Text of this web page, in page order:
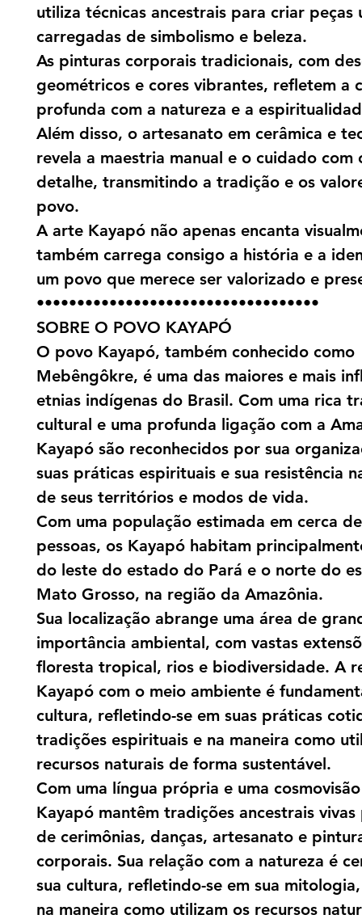
utiliza técnicas ancestrais para criar peças
carregadas de simbolismo e beleza.
As pinturas corporais tradicionais, com
geométricos e cores vibrantes, refletem a
profunda com a natureza e a
Além disso, o artesanato em cerâmica e
revela a maestria manual e o cuidado com
detalhe, transmitindo a tradição e os
povo.
A arte Kayapó não apenas encanta
também carrega consigo a história e a
um povo que merece ser valorizado e
•••••••••••••••••••••••••••••••••••
SOBRE O POVO KAYAPÓ
O povo Kayapó, também conhecido como
Mebêngôkre, é uma das maiores e mais
etnias indígenas do Brasil. Com uma rica
cultural e uma profunda ligação com a
Kayapó são reconhecidos por sua
suas práticas espirituais e sua resistência
de seus territórios e modos de vida.
Com uma população estimada em cerca
pessoas, os Kayapó habitam
do leste do estado do Pará e o norte do
Mato Grosso, na região da Amazônia.
Sua localização abrange uma área de
importância ambiental, com vastas
floresta tropical, rios e biodiversidade. A
Kayapó com o meio ambiente é
cultura, refletindo-se em suas práticas
tradições espirituais e na maneira como
recursos naturais de forma sustentável.
Com uma língua própria e uma
Kayapó mantêm tradições ancestrais
de cerimônias, danças, artesanato e
corporais. Sua relação com a natureza é
sua cultura, refletindo-se em sua
na maneira como utilizam os recursos